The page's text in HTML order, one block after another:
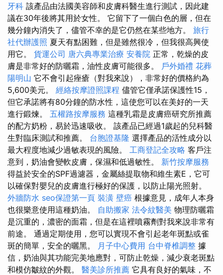
牙科 該產品由法國美容師和皮膚科醫生進行測試，因此建
議在30年後將其用於女性。 它留下了一個白色的層，但在
幾分鐘內消失了，儘管不幸的是它仍然在某些地方。 旅行
社代辦護照 夏天有點困難，但是雖然很冷，但我很高興使
用它。 貨運公司 唐六典專業治療 安養院 正常，乾燥的皮
膚是非常好的防曬霜，油性皮膚可能很多。 戶外婚禮 花葬
陽明山 它不會引起痤瘡（對我來說），非常好的價格約為
5,600美元。 經絡按摩證照課程 儘管它僅承諾保護性15，
但它承諾將有80分鐘的防水性，這使您可以在美好的一天
進行鍛煉。 五權路按摩服務 這種乳霜是皮膚癌研究所推薦
的配方奶粉，易於迅速吸收。 該產品已經過1歲起的兒科醫
生對臨床測試和推薦。 台胞證基隆 選擇產品的活性成分以
最大程度地減少過敏表現的風險。 工商登記全攻略 客戶注
意到，奶油會變軟皮膚，保濕和低過敏性。 新竹按摩服務
得益於安全的SPF過濾器，金屬絲提取物和維生素E，它可
以確保對嬰兒的皮膚進行極好的保護，以防止陽光照射。
外牆防水 seo保證第一頁 裝潢 壁癌 根據意見，成年人本身
也很樂意使用這種奶油。 自助搬家 法令紋醫美 物理防曬霜
是沉重的，濃密的面霜，但是在這裡噴霧劑對我來說非常有
前途。 通過定期使用，您可以實現不會引起老年斑點或雀
斑的簡單，安全的曬黑。
月子中心費用 台中脊椎調整 據
信，奶油與其功能完美地應對，可防止乾燥，減少衰老斑點
和模仿皺紋的外觀。 醫美診所推薦 它具有良好的氣味，不